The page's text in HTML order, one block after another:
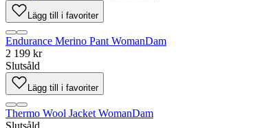
Lägg till i favoriter
Endurance Merino Pant WomanDam
2 199 kr
Slutsåld
Lägg till i favoriter
Thermo Wool Jacket WomanDam
Slutsåld